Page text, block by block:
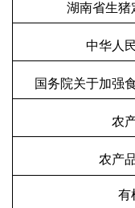
湖南省生猪
中华人
国务院关于加强
农
农产
有